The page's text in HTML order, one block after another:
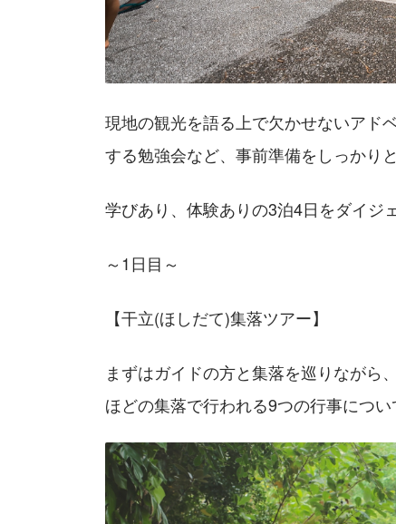
現地の観光を語る上で欠かせないアド
する勉強会など、事前準備をしっかり
学びあり、体験ありの3泊4日をダイジ
～1日目～
【干立(ほしだて)集落ツアー】
まずはガイドの方と集落を巡りながら
ほどの集落で行われる9つの行事につい